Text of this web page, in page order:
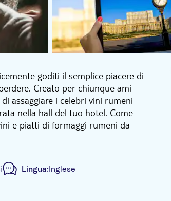
goditi il semplice piacere di
Creato per chiunque ami
assaggiare i celebri vini rumeni
nella hall del tuo hotel. Come
e piatti di formaggi rumeni da
mozzafiato dei suoi siti più
di questa incredibile città.
e l'edificio del governo rumeno
il secondo edificio amministrativo
Lingua:Inglese